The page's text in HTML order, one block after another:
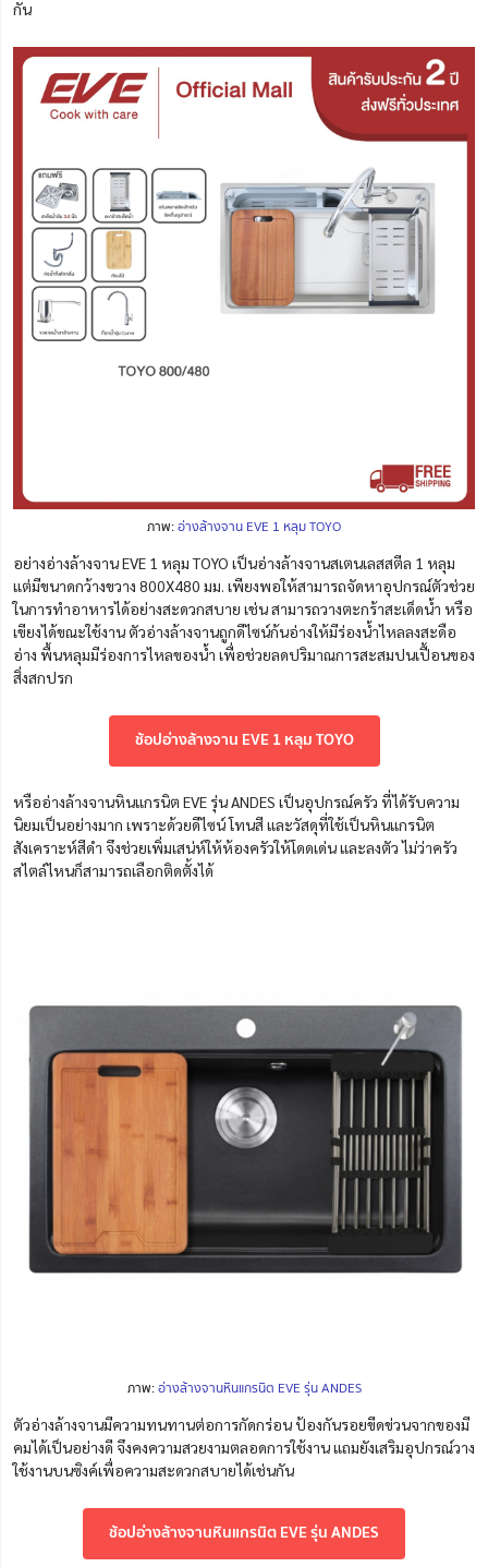
กัน
ภาพ:อ่างล้างจาน EVE 1 หลุม TOYO
อย่างอ่างล้างจาน EVE 1 หลุม TOYO เป็นอ่างล้างจานสเตนเลสสตีล 1 หลุม
แต่มีขนาดกว้างขวาง 800X480 มม. เพียงพอให้สามารถจัดหาอุปกรณ์ตัวช่วย
ในการทำอาหารได้อย่างสะดวกสบาย เช่น สามารถวางตะกร้าสะเด็ดน้ำ หรือ
เขียงได้ขณะใช้งาน ตัวอ่างล้างจานถูกดีไซน์ก้นอ่างให้มีร่องน้ำไหลลงสะดือ
อ่าง พื้นหลุมมีร่องการไหลของน้ำ เพื่อช่วยลดปริมาณการสะสมปนเปื้อนของ
สิ่งสกปรก
ช้อปอ่างล้างจาน EVE 1 หลุม TOYO
หรืออ่างล้างจานหินแกรนิต EVE รุ่น ANDES เป็นอุปกรณ์ครัว ที่ได้รับความ
นิยมเป็นอย่างมาก เพราะด้วยดีไซน์ โทนสี และวัสดุที่ใช้เป็นหินแกรนิต
สังเคราะห์สีดำ จึงช่วยเพิ่มเสน่ห์ให้ห้องครัวให้โดดเด่น และลงตัว ไม่ว่าครัว
สไตล์ไหนก็สามารถเลือกติดตั้งได้
ภาพ:อ่างล้างจานหินแกรนิต EVE รุ่น ANDES
ตัวอ่างล้างจานมีความทนทานต่อการกัดกร่อน ป้องกันรอยขีดข่วนจากของมี
คมได้เป็นอย่างดี จึงคงความสวยงามตลอดการใช้งาน แถมยังเสริมอุปกรณ์วาง
ใช้งานบนซิงค์เพื่อความสะดวกสบายได้เช่นกัน
ช้อปอ่างล้างจานหินแกรนิต EVE รุ่น ANDES